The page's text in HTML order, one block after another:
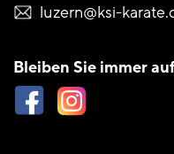
luzern@ksi-
Bleiben Sie immer